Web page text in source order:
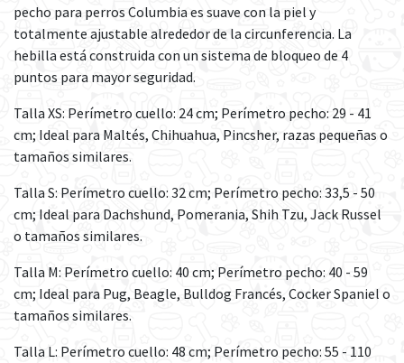
pecho para perros Columbia es suave con la piel y
totalmente ajustable alrededor de la circunferencia. La
hebilla está construida con un sistema de bloqueo de 4
puntos para mayor seguridad.
Talla XS: Perímetro cuello: 24 cm; Perímetro pecho: 29 - 41
cm; Ideal para Maltés, Chihuahua, Pincsher, razas pequeñas o
tamaños similares.
Talla S: Perímetro cuello: 32 cm; Perímetro pecho: 33,5 - 50
cm; Ideal para Dachshund, Pomerania, Shih Tzu, Jack Russel
o tamaños similares.
Talla M: Perímetro cuello: 40 cm; Perímetro pecho: 40 - 59
cm; Ideal para Pug, Beagle, Bulldog Francés, Cocker Spaniel o
tamaños similares.
Talla L: Perímetro cuello: 48 cm; Perímetro pecho: 55 - 110